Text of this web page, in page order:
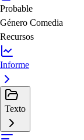
Probable
Género Comedia
Recursos
Informe
Texto